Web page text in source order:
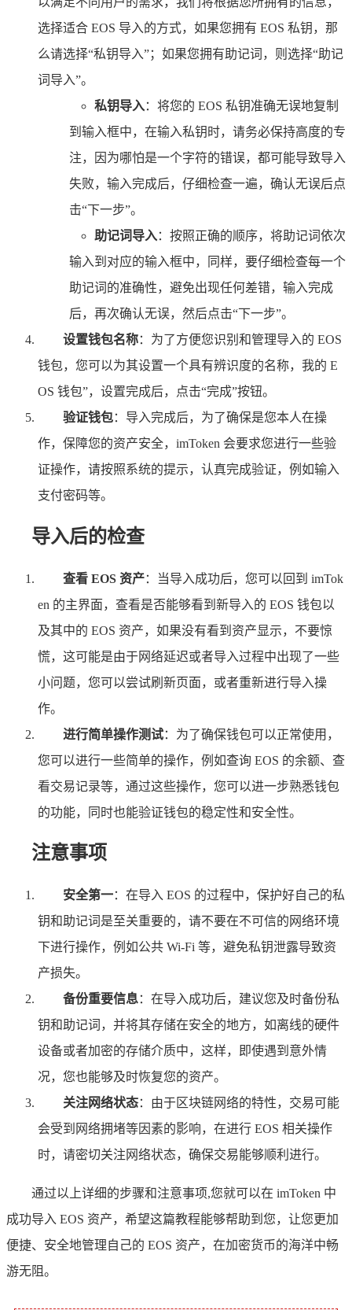
选择适合 EOS 导入的方式，如果您拥有 EOS 私钥，那
么请选择“私钥导入”；如果您拥有助记词，则选择“助记
词导入”。
私钥导入：将您的 EOS 私钥准确无误地复制
到输入框中，在输入私钥时，请务必保持高度的专
注，因为哪怕是一个字符的错误，都可能导致导入
失败，输入完成后，仔细检查一遍，确认无误后点
击“下一步”。
助记词导入：按照正确的顺序，将助记词依次
输入到对应的输入框中，同样，要仔细检查每一个
助记词的准确性，避免出现任何差错，输入完成
后，再次确认无误，然后点击“下一步”。
设置钱包名称：为了方便您识别和管理导入的 EOS
钱包，您可以为其设置一个具有辨识度的名称，我的 E
OS 钱包”，设置完成后，点击“完成”按钮。
验证钱包：导入完成后，为了确保是您本人在操
作，保障您的资产安全，imToken 会要求您进行一些验
证操作，请按照系统的提示，认真完成验证，例如输入
支付密码等。
导入后的检查
查看 EOS 资产：当导入成功后，您可以回到 imTok
en 的主界面，查看是否能够看到新导入的 EOS 钱包以
及其中的 EOS 资产，如果没有看到资产显示，不要惊
慌，这可能是由于网络延迟或者导入过程中出现了一些
小问题，您可以尝试刷新页面，或者重新进行导入操
作。
进行简单操作测试：为了确保钱包可以正常使用，
您可以进行一些简单的操作，例如查询 EOS 的余额、查
看交易记录等，通过这些操作，您可以进一步熟悉钱包
的功能，同时也能验证钱包的稳定性和安全性。
注意事项
安全第一：在导入 EOS 的过程中，保护好自己的私
钥和助记词是至关重要的，请不要在不可信的网络环境
下进行操作，例如公共 Wi-Fi 等，避免私钥泄露导致资
产损失。
备份重要信息：在导入成功后，建议您及时备份私
钥和助记词，并将其存储在安全的地方，如离线的硬件
设备或者加密的存储介质中，这样，即使遇到意外情
况，您也能够及时恢复您的资产。
关注网络状态：由于区块链网络的特性，交易可能
会受到网络拥堵等因素的影响，在进行 EOS 相关操作
时，请密切关注网络状态，确保交易能够顺利进行。
通过以上详细的步骤和注意事项,您就可以在 imToken 中
成功导入 EOS 资产，希望这篇教程能够帮助到您，让您更加
便捷、安全地管理自己的 EOS 资产，在加密货币的海洋中畅
游无阻。